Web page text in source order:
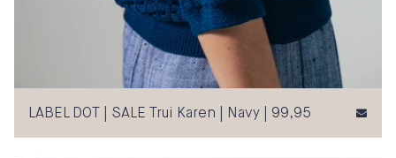
LABEL DOT | SALE Trui Karen | Navy | 99,95